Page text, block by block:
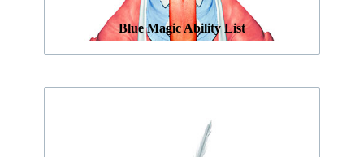
Blue Magic Ability List